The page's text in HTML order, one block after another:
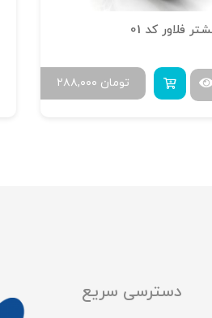
فلاور کد 01
۲۸۸,۰۰۰ تومان
دسترسی سریع